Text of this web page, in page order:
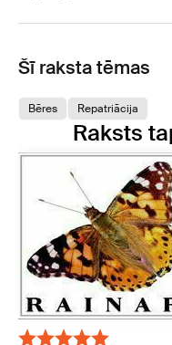
Šī raksta tēmas
Bēres Repatriācija
Raksts